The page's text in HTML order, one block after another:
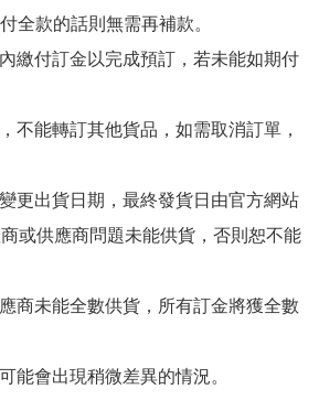
全款的話則無需再補款。
繳付訂金以完成預訂，若未能如期付
不能轉訂其他貨品，如需取消訂單，
更出貨日期，最終發貨日由官方網站
或供應商問題未能供貨，否則恕不能
商未能全數供貨，所有訂金將獲全數
能會出現稍微差異的情況。